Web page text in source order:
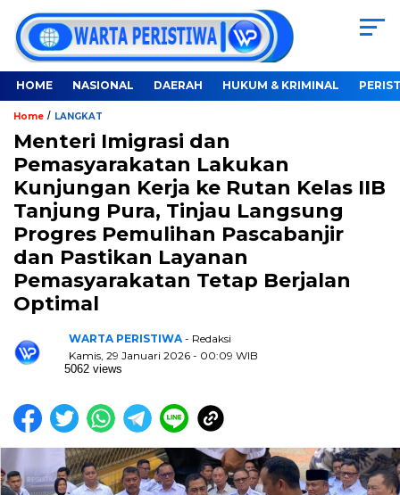
HOME NASIONAL DAERAH HUKUM & KRIMINAL
Home / LANGKAT
Menteri Imigrasi dan
Pemasyarakatan Lakukan
Kunjungan Kerja ke Rutan Kelas IIB
Tanjung Pura, Tinjau Langsung
Progres Pemulihan Pascabanjir
dan Pastikan Layanan
Pemasyarakatan Tetap Berjalan
Optimal
WARTA PERISTIWA - Redaksi
Kamis, 29 Januari 2026 - 00:09 WIB
5062 views